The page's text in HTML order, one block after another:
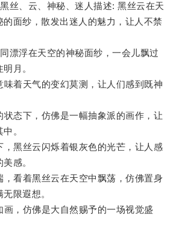
、云、神秘、迷人描述: 黑丝云在天
的面纱，散发出迷人的魅力，让人不禁
浮在天空的神秘面纱，一会儿飘过
月。
着天气的变幻莫测，让人们感到既神
态下，仿佛是一幅抽象派的画作，让
。
黑丝云闪烁着银灰色的光芒，让人感
感。
看着黑丝云在天空中飘荡，仿佛置身
限遐想。
，仿佛是大自然赐予的一场视觉盛